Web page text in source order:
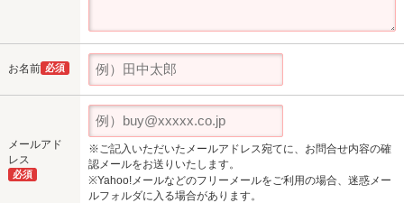
お名前 必須
メールアド
レス
必須
※ご記入いただいたメールアドレス宛てに、お問合せ内容の確
認メールをお送りいたします。
※Yahoo!メールなどのフリーメールをご利用の場合、迷惑メー
ルフォルダに入る場合があります。